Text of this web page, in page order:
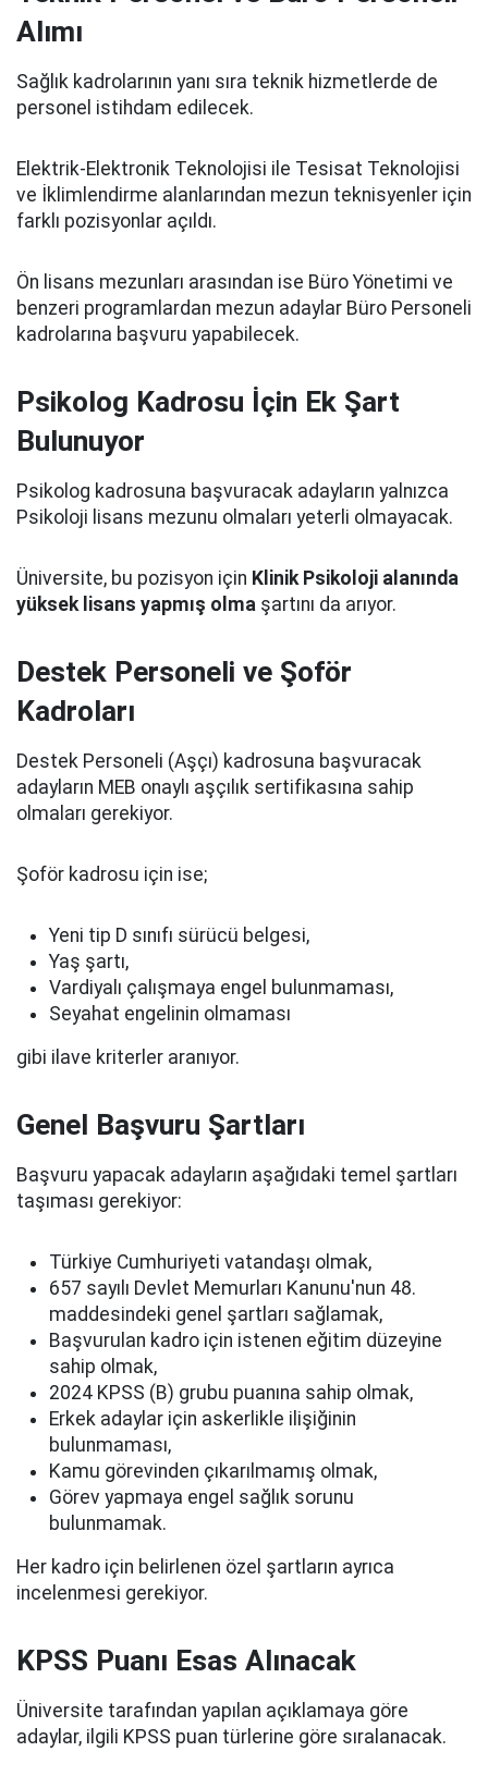
Alımı
Sağlık kadrolarının yanı sıra teknik hizmetlerde de
personel istihdam edilecek.
Elektrik-Elektronik Teknolojisi ile Tesisat Teknolojisi
ve İklimlendirme alanlarından mezun teknisyenler için
farklı pozisyonlar açıldı.
Ön lisans mezunları arasından ise Büro Yönetimi ve
benzeri programlardan mezun adaylar Büro Personeli
kadrolarına başvuru yapabilecek.
Psikolog Kadrosu İçin Ek Şart
Bulunuyor
Psikolog kadrosuna başvuracak adayların yalnızca
Psikoloji lisans mezunu olmaları yeterli olmayacak.
Üniversite, bu pozisyon için Klinik Psikoloji alanında
yüksek lisans yapmış olma şartını da arıyor.
Destek Personeli ve Şoför
Kadroları
Destek Personeli (Aşçı) kadrosuna başvuracak
adayların MEB onaylı aşçılık sertifikasına sahip
olmaları gerekiyor.
Şoför kadrosu için ise;
Yeni tip D sınıfı sürücü belgesi,
Yaş şartı,
Vardiyalı çalışmaya engel bulunmaması,
Seyahat engelinin olmaması
gibi ilave kriterler aranıyor.
Genel Başvuru Şartları
Başvuru yapacak adayların aşağıdaki temel şartları
taşıması gerekiyor:
Türkiye Cumhuriyeti vatandaşı olmak,
657 sayılı Devlet Memurları Kanunu'nun 48.
maddesindeki genel şartları sağlamak,
Başvurulan kadro için istenen eğitim düzeyine
sahip olmak,
2024 KPSS (B) grubu puanına sahip olmak,
Erkek adaylar için askerlikle ilişiğinin
bulunmaması,
Kamu görevinden çıkarılmamış olmak,
Görev yapmaya engel sağlık sorunu
bulunmamak.
Her kadro için belirlenen özel şartların ayrıca
incelenmesi gerekiyor.
KPSS Puanı Esas Alınacak
Üniversite tarafından yapılan açıklamaya göre
adaylar, ilgili KPSS puan türlerine göre sıralanacak.